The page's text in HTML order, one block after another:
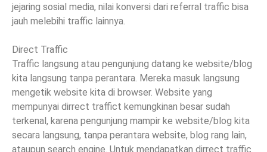
jejaring sosial media, nilai konversi dari referral traffic bisa
jauh melebihi traffic lainnya.
Direct Traffic
Traffic langsung atau pengunjung datang ke website/blog
kita langsung tanpa perantara. Mereka masuk langsung
mengetik website kita di browser. Website yang
mempunyai dirrect traffict kemungkinan besar sudah
terkenal, karena pengunjung mampir ke website/blog kita
secara langsung, tanpa perantara website, blog rang lain,
ataupun search engine. Untuk mendapatkan dirrect traffic